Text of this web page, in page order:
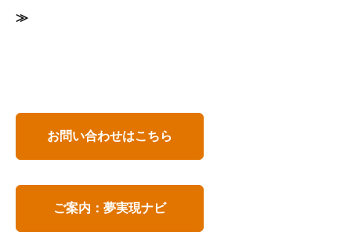
≫
お問い合わせはこちら
ご案内：夢実現ナビ